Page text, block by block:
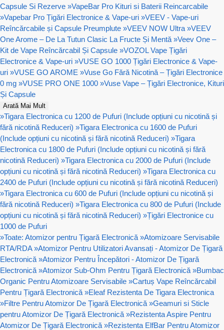
Capsule Si Rezerve »VapeBar Pro Kituri si Baterii Reincarcabile
»Vapebar Pro Țigări Electronice & Vape-uri »VEEV - Vape-uri
Reîncărcabile și Capsule Preumplute »VEEV NOW Ultra »VEEV
One Arome – De La Tutun Clasic La Fructe Și Mentă »Veev One –
Kit de Vape Reîncărcabil Și Capsule »VOZOL Vape Țigări
Electronice & Vape-uri »VUSE GO 1000 Țigări Electronice & Vape-
uri »VUSE GO AROME »Vuse Go Fără Nicotină – Țigări Electronice
0 mg »VUSE PRO ONE 1000 »Vuse Vape – Țigări Electronice, Kituri
Și Capsule
Arată Mai Mult
»Tigara Electronica cu 1200 de Pufuri (Include opțiuni cu nicotină și
fără nicotină Reduceri) »Tigara Electronica cu 1600 de Pufuri
(Include opțiuni cu nicotină și fără nicotină Reduceri) »Tigara
Electronica cu 1800 de Pufuri (Include opțiuni cu nicotină și fără
nicotină Reduceri) »Tigara Electronica cu 2000 de Pufuri (Include
opțiuni cu nicotină și fără nicotină Reduceri) »Tigara Electronica cu
2400 de Pufuri (Include opțiuni cu nicotină și fără nicotină Reduceri)
»Tigara Electronica cu 600 de Pufuri (Include opțiuni cu nicotină și
fără nicotină Reduceri) »Tigara Electronica cu 800 de Pufuri (Include
opțiuni cu nicotină și fără nicotină Reduceri) »Țigări Electronice cu
1000 de Pufuri
»Toate: Atomizor pentru Țigară Electronică »Atomizoare Servisabile
RTA/RDA »Atomizor Pentru Utilizatori Avansați - Atomizor De Țigară
Electronică »Atomizor Pentru Începători - Atomizor De Țigară
Electronică »Atomizor Sub-Ohm Pentru Țigară Electronică »Bumbac
Organic Pentru Atomizoare Servisabile »Cartuș Vape Reîncărcabil
Pentru Țigară Electronică »Eleaf Rezistenta De Tigara Electronica
»Filtre Pentru Atomizor De Țigară Electronică »Geamuri si Sticle
pentru Atomizor De Țigară Electronică »Rezistenta Aspire Pentru
Atomizor De Țigară Electronică »Rezistenta ElfBar Pentru Atomizor